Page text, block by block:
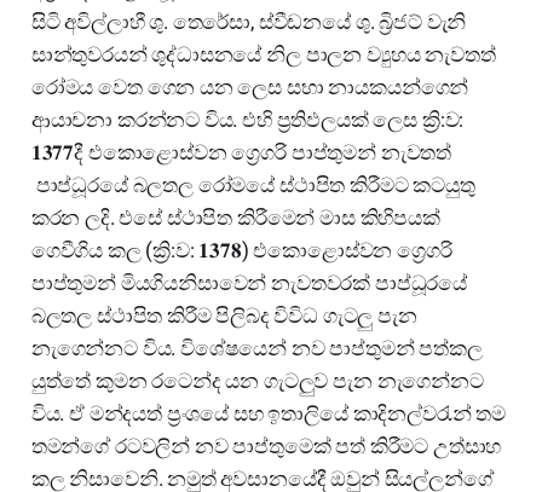
සිටි අවිල්ලාහී ශු. තෙරේසා, ස්වීඩනයේ ශු. බ්‍රිජට් වැනි
සාන්තුවරයන් ශුද්ධාසනයේ නිල පාලන ව්‍යුහය නැවතත්
රෝමය වෙත ගෙන යන ලෙස සභා නායකයන්ගෙන්
ආයාචනා කරන්නට විය. එහි ප්‍රතිඵලයක් ලෙස ක්‍රි:ව:
𝟏𝟑𝟕𝟕දී එකොළොස්වන ග්‍රෙගරි පාප්තුමන් නැවතත්
පාප්ධූරයේ බලතල රෝමයේ ස්ථාපිත කිරීමට කටයුතු
කරන ලදි. එසේ ස්ථාපිත කිරීමෙන් මාස කිහිපයක්
ගෙවීගිය කල (ක්‍රි:ව: 𝟏𝟑𝟕𝟖) එකොළොස්වන ග්‍රෙගරි
පාප්තුමන් මියගියනිසාවෙන් නැවතවරක් පාප්ධූරයේ
බලතල ස්ථාපිත කිරීම පිලිබද විවිධ ගැටලු පැන
නැගෙන්නට විය. විශේෂයෙන් නව පාප්තුමන් පත්කල
යුත්තේ කුමන රටෙන්ද යන ගැටලුව පැන නැගෙන්නට
විය. ඒ මන්දයත් ප්‍රංශයේ සහ ඉතාලියේ කාදිනල්වරැන් තම
තමන්ගේ රටවලින් නව පාප්තුමෙක් පත් කිරීමට උත්සාහ
කල නිසාවෙනි. නමුත් අවසානයේදී ඔවුන් සියල්ලන්ගේ